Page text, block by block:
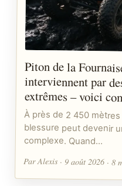
Piton de la
interviennent par
extrêmes – voici
À près de 2 450 mètres
blessure peut devenir
complexe. Quand…
Par Alexis · 9 août 2026 · 8